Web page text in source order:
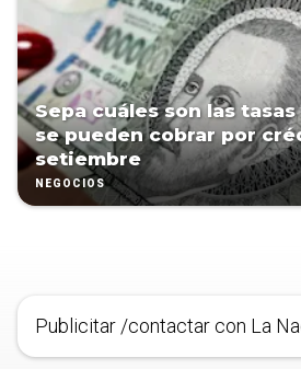
Sepa cuáles son las
se pueden cobrar por
setiembre
NEGOCIOS
Publicitar /contactar con La